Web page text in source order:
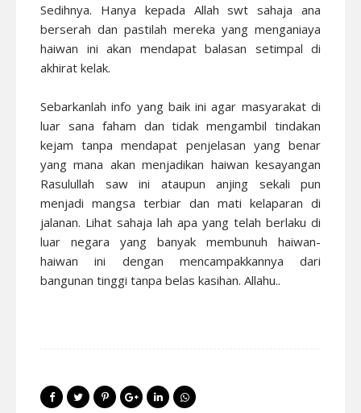
Sedihnya. Hanya kepada Allah swt sahaja ana
berserah dan pastilah mereka yang menganiaya
haiwan ini akan mendapat balasan setimpal di
akhirat kelak.
Sebarkanlah info yang baik ini agar masyarakat di
luar sana faham dan tidak mengambil tindakan
kejam tanpa mendapat penjelasan yang benar
yang mana akan menjadikan haiwan kesayangan
Rasulullah saw ini ataupun anjing sekali pun
menjadi mangsa terbiar dan mati kelaparan di
jalanan. Lihat sahaja lah apa yang telah berlaku di
luar negara yang banyak membunuh haiwan-
haiwan ini dengan mencampakkannya dari
bangunan tinggi tanpa belas kasihan. Allahu..